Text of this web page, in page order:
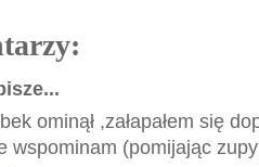
ominął ,załapałem się
wspominam (pomijając